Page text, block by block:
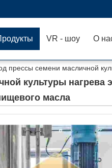
VR - шоу О
прессы семени масличной
пищевого масла
культуры нагрева
масла